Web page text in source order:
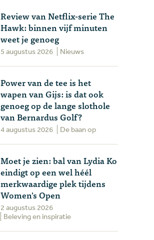
Review van Netflix-serie The
Hawk: binnen vijf minuten
weet je genoeg
5 augustus 2026 Nieuws
Power van de tee is het
wapen van Gijs: is dat ook
genoeg op de lange slothole
van Bernardus Golf?
4 augustus 2026 De baan op
Moet je zien: bal van Lydia Ko
eindigt op een wel héél
merkwaardige plek tijdens
Women's Open
2 augustus 2026
Beleving en inspiratie